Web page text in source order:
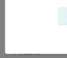
Použití